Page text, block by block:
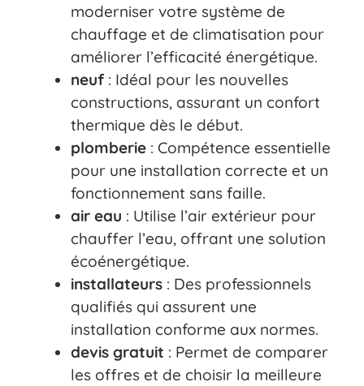
moderniser votre système de
chauffage et de climatisation pour
améliorer l’efficacité énergétique.
neuf : Idéal pour les nouvelles
constructions, assurant un confort
thermique dès le début.
plomberie : Compétence essentielle
pour une installation correcte et un
fonctionnement sans faille.
air eau : Utilise l’air extérieur pour
chauffer l’eau, offrant une solution
écoénergétique.
installateurs : Des professionnels
qualifiés qui assurent une
installation conforme aux normes.
devis gratuit : Permet de comparer
les offres et de choisir la meilleure